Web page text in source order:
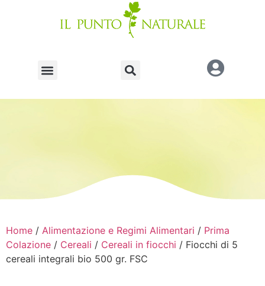
Home / Alimentazione e Regimi Alimentari / Prima
Colazione / Cereali / Cereali in fiocchi / Fiocchi di 5
cereali integrali bio 500 gr. FSC